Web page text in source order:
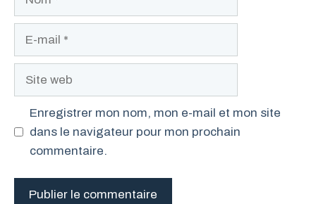
Enregistrer mon nom, mon e-mail et mon site
dans le navigateur pour mon prochain
commentaire.